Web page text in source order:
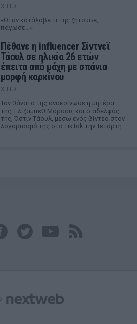
ΧΤΕΣ
«Όταν κατάλαβε τι της ζητούσε,
πάγωσε...»
Πέθανε η influencer Σίντνεϊ
Τάουλ σε ηλικία 26 ετών
έπειτα από μάχη με σπάνια
μορφή καρκίνου
ΧΤΕΣ
Τον θάνατο της ανακοίνωσε η μητέρα
της, Ελίζαμπεθ Μόροου, και ο αδελφός
της, Όστιν Τάουλ, μέσω ενός βίντεο στον
λογαριασμό της στο TikTok την Τετάρτη